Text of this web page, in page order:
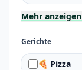
Mehr
Gerichte
🍕 Pizza